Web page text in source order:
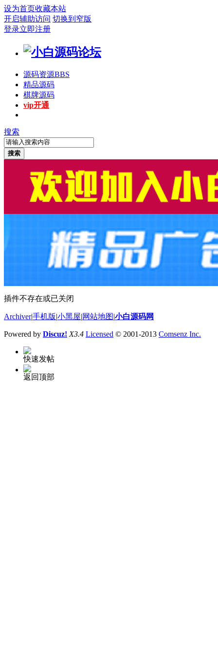
设为首页收藏本站
开启辅助访问 切换到窄版
登录立即注册
源码资源BBS
精品源码
棋牌源码
vip开通
搜索
搜索
插件不存在或已关闭
Archiver|手机版 小黑屋 网站地图 小白源码网
Powered by Discuz! X3.4 Licensed © 2001-2013 Comsenz Inc.
快速发帖
返回顶部